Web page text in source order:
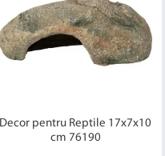
Decor pentru Reptile 17x7x10
cm 76190